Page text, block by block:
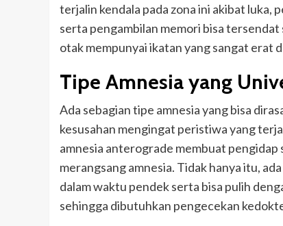
terjalin kendala pada zona ini akibat
serta pengambilan memori bisa
otak mempunyai ikatan yang sangat erat
Tipe Amnesia yang
Ada sebagian tipe amnesia yang bisa
kesusahan mengingat peristiwa yang
amnesia anterograde membuat
merangsang amnesia. Tidak hanya itu,
dalam waktu pendek serta bisa pulih
sehingga dibutuhkan pengecekan